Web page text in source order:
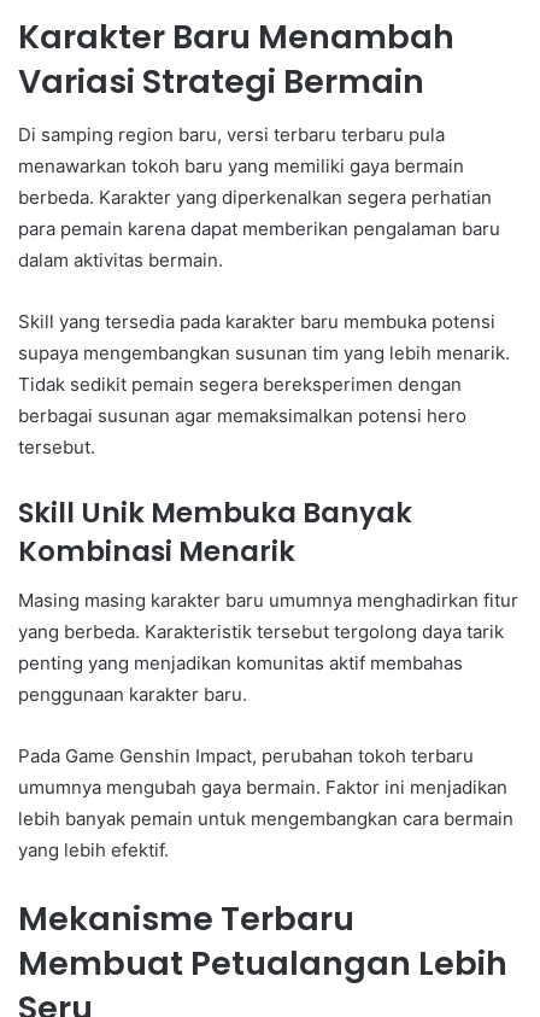
Karakter Baru Menambah
Variasi Strategi Bermain
Di samping region baru, versi terbaru terbaru pula
menawarkan tokoh baru yang memiliki gaya bermain
berbeda. Karakter yang diperkenalkan segera perhatian
para pemain karena dapat memberikan pengalaman baru
dalam aktivitas bermain.
Skill yang tersedia pada karakter baru membuka potensi
supaya mengembangkan susunan tim yang lebih menarik.
Tidak sedikit pemain segera bereksperimen dengan
berbagai susunan agar memaksimalkan potensi hero
tersebut.
Skill Unik Membuka Banyak
Kombinasi Menarik
Masing masing karakter baru umumnya menghadirkan fitur
yang berbeda. Karakteristik tersebut tergolong daya tarik
penting yang menjadikan komunitas aktif membahas
penggunaan karakter baru.
Pada Game Genshin Impact, perubahan tokoh terbaru
umumnya mengubah gaya bermain. Faktor ini menjadikan
lebih banyak pemain untuk mengembangkan cara bermain
yang lebih efektif.
Mekanisme Terbaru
Membuat Petualangan Lebih
Seru